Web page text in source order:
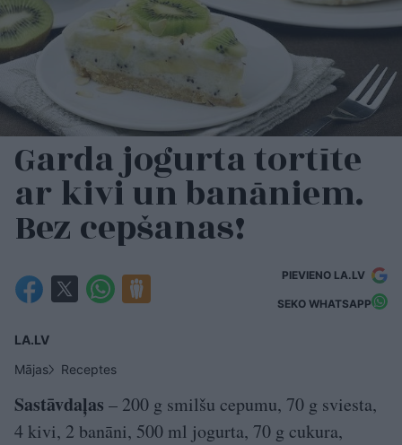
Garda jogurta tortīte
ar kivi un banāniem.
Bez cepšanas!
PIEVIENO LA.LV
SEKO WHATSAPP
LA.LV
Mājas
Receptes
Sastāvdaļas – 200 g smilšu cepumu, 70 g sviesta,
4 kivi, 2 banāni, 500 ml jogurta, 70 g cukura,